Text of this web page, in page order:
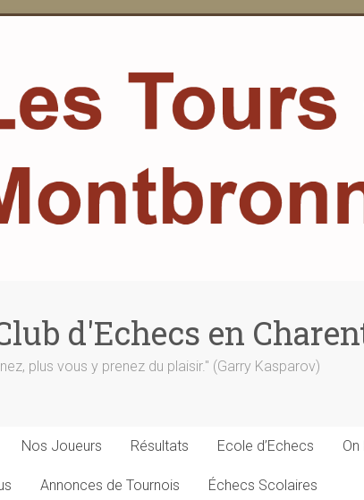
d'Echecs en
plus vous y prenez du plaisir." (Garry Kasparov)
Nos Joueurs Résultats Ecole d’Echecs
Annonces de Tournois Échecs Scolaires